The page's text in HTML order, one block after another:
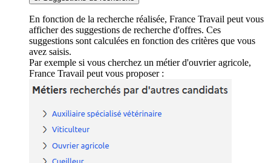
En fonction de la recherche réalisée, France Travail peut vous
afficher des suggestions de recherche d'offres. Ces
suggestions sont calculées en fonction des critères que vous
avez saisis.
Par exemple si vous cherchez un métier d'ouvrier agricole,
France Travail peut vous proposer :